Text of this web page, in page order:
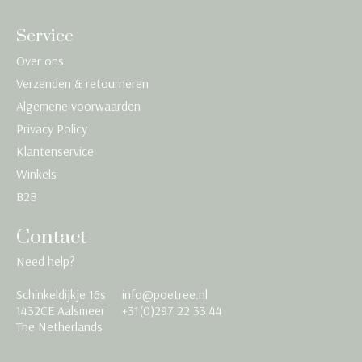
Service
Over ons
Verzenden & retourneren
Algemene voorwaarden
Privacy Policy
Klantenservice
Winkels
B2B
Contact
Need help?
Schinkeldijkje 16s
1432CE Aalsmeer
The Netherlands
info@poetree.nl
+31(0)297 22 33 44